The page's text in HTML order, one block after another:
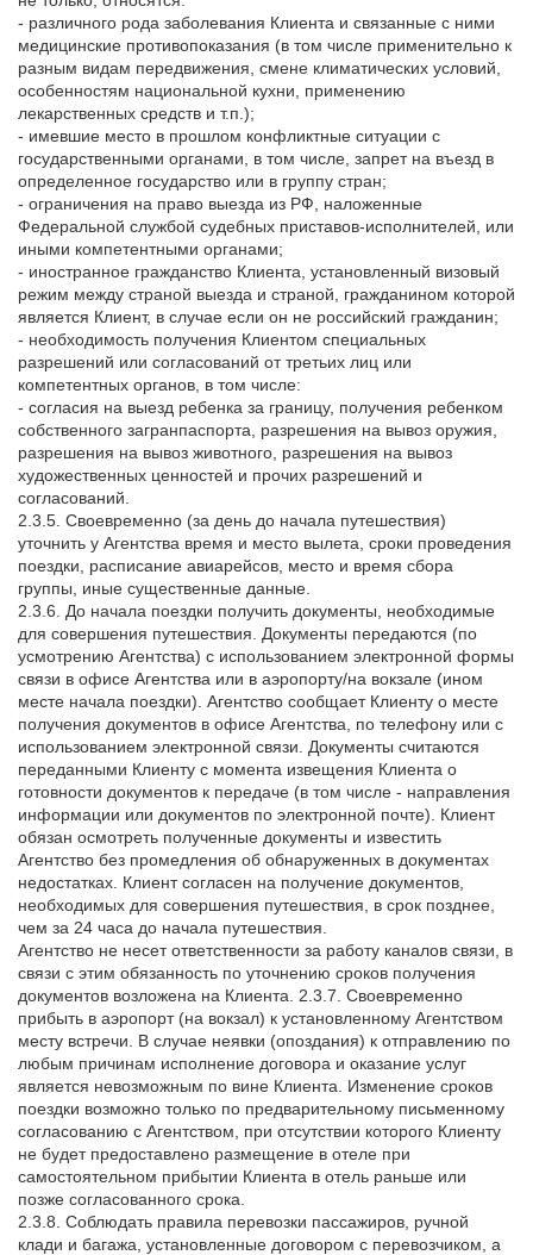
- различного рода заболевания Клиента и связанные с ними
медицинские противопоказания (в том числе применительно к
разным видам передвижения, смене климатических условий,
особенностям национальной кухни, применению
лекарственных средств и т.п.);
- имевшие место в прошлом конфликтные ситуации с
государственными органами, в том числе, запрет на въезд в
определенное государство или в группу стран;
- ограничения на право выезда из РФ, наложенные
Федеральной службой судебных приставов-исполнителей, или
иными компетентными органами;
- иностранное гражданство Клиента, установленный визовый
режим между страной выезда и страной, гражданином которой
является Клиент, в случае если он не российский гражданин;
- необходимость получения Клиентом специальных
разрешений или согласований от третьих лиц или
компетентных органов, в том числе:
- согласия на выезд ребенка за границу, получения ребенком
собственного загранпаспорта, разрешения на вывоз оружия,
разрешения на вывоз животного, разрешения на вывоз
художественных ценностей и прочих разрешений и
согласований.
2.3.5. Своевременно (за день до начала путешествия)
уточнить у Агентства время и место вылета, сроки проведения
поездки, расписание авиарейсов, место и время сбора
группы, иные существенные данные.
2.3.6. До начала поездки получить документы, необходимые
для совершения путешествия. Документы передаются (по
усмотрению Агентства) с использованием электронной формы
связи в офисе Агентства или в аэропорту/на вокзале (ином
месте начала поездки). Агентство сообщает Клиенту о месте
получения документов в офисе Агентства, по телефону или с
использованием электронной связи. Документы считаются
переданными Клиенту с момента извещения Клиента о
готовности документов к передаче (в том числе - направления
информации или документов по электронной почте). Клиент
обязан осмотреть полученные документы и известить
Агентство без промедления об обнаруженных в документах
недостатках. Клиент согласен на получение документов,
необходимых для совершения путешествия, в срок позднее,
чем за 24 часа до начала путешествия.
Агентство не несет ответственности за работу каналов связи, в
связи с этим обязанность по уточнению сроков получения
документов возложена на Клиента. 2.3.7. Своевременно
прибыть в аэропорт (на вокзал) к установленному Агентством
месту встречи. В случае неявки (опоздания) к отправлению по
любым причинам исполнение договора и оказание услуг
является невозможным по вине Клиента. Изменение сроков
поездки возможно только по предварительному письменному
согласованию с Агентством, при отсутствии которого Клиенту
не будет предоставлено размещение в отеле при
самостоятельном прибытии Клиента в отель раньше или
позже согласованного срока.
2.3.8. Соблюдать правила перевозки пассажиров, ручной
клади и багажа, установленные договором с перевозчиком, а